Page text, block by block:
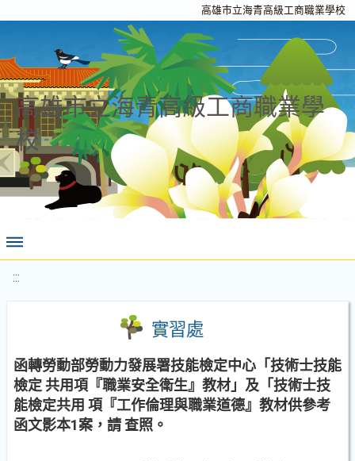
高雄市立海青高級工商職業學校
高雄市立海青高級工商職業學
校
:::
實習處
函轉勞動部勞動力發展署技能檢定中心「技術士技能
檢定 共用項『職業安全衛生』教材」及「技術士技
能檢定共用 項『工作倫理與職業道德』教材供參考
函文影本1案，請 查照。